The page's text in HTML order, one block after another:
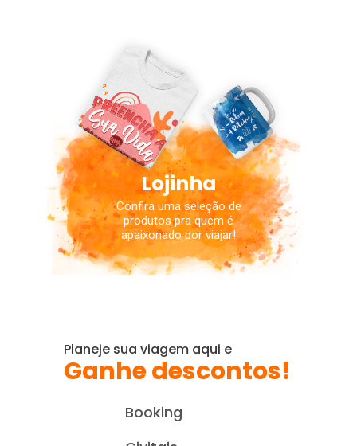
Lojinha
Confira uma seleção de
produtos pra quem é
apaixonado por viajar!
Planeje sua viagem aqui e
Ganhe descontos!
Booking